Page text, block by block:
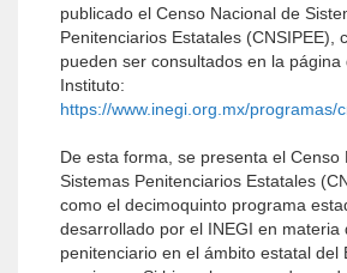
publicado el Censo Nacional de
Penitenciarios Estatales (CNSIPEE),
pueden ser consultados en la
Instituto:
https://www.inegi.org.mx/programas/
De esta forma, se presenta el Censo
Sistemas Penitenciarios Estatales
como el decimoquinto programa
desarrollado por el INEGI en materia
penitenciario en el ámbito estatal del